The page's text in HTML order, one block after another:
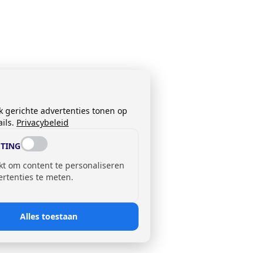
gerichte advertenties tonen op
Privacybeleid
om content te personaliseren
te meten.
Alles toestaan